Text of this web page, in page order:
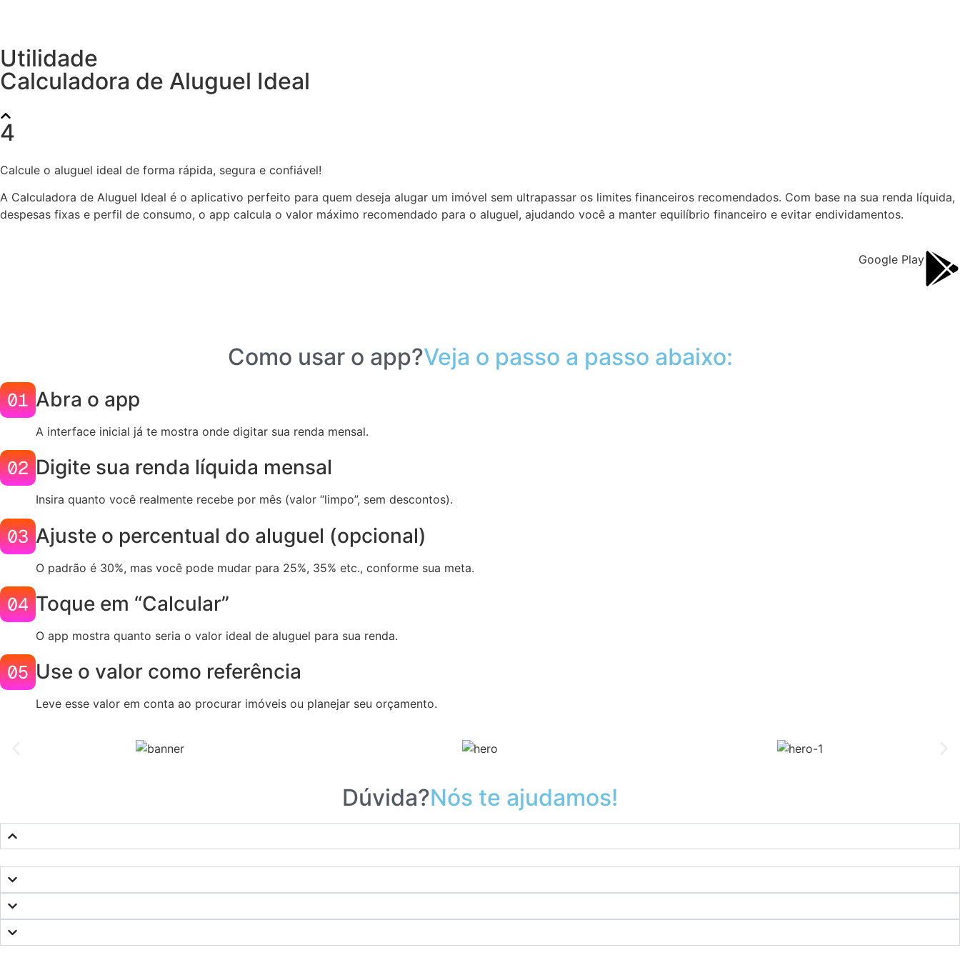
Utilidade
Calculadora de Aluguel Ideal
4
Calcule o aluguel ideal de forma rápida, segura e confiável!
A Calculadora de Aluguel Ideal é o aplicativo perfeito para quem deseja alugar um imóvel sem ultrapassar os limites financeiros recomendados. Com base na sua renda líquida,
despesas fixas e perfil de consumo, o app calcula o valor máximo recomendado para o aluguel, ajudando você a manter equilíbrio financeiro e evitar endividamentos.
Google Play
Como usar o app?Veja o passo a passo abaixo:
Abra o app
A interface inicial já te mostra onde digitar sua renda mensal.
Digite sua renda líquida mensal
Insira quanto você realmente recebe por mês (valor “limpo”, sem descontos).
Ajuste o percentual do aluguel (opcional)
O padrão é 30%, mas você pode mudar para 25%, 35% etc., conforme sua meta.
Toque em “Calcular”
O app mostra quanto seria o valor ideal de aluguel para sua renda.
Use o valor como referência
Leve esse valor em conta ao procurar imóveis ou planejar seu orçamento.
Dúvida?Nós te ajudamos!